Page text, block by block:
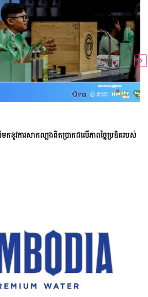
នូវការសាកល្បងពិតប្រាកដលើភាពច្នៃប្រឌិតរបស់